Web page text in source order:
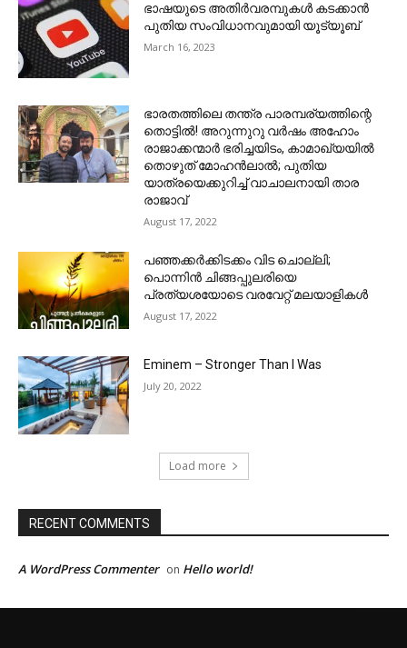
ഭാഷയുടെ അതിർവരമ്പുകൾ കടക്കാൻ
പുതിയ സംവിധാനവുമായി യൂട്യൂബ്
March 16, 2023
ഭാരതത്തിലെ തന്ത്ര പാരമ്പര്യത്തിന്റെ
തൊട്ടിൽ! അറുന്നുറു വർഷം അഹോം
രാജാക്കന്മാർ ഭരിച്ചയിടം, കാമാഖ്യയിൽ
തൊഴുത് മോഹൻലാൽ; പുതിയ
യാത്രയെക്കുറിച്ച് വാചാലനായി താര
രാജാവ്
August 17, 2022
പഞ്ഞക്കർക്കിടക്കം വിട ചൊല്ലി;
പൊന്നിൻ ചിങ്ങപ്പുലരിയെ
പ്രത്യശയോടെ വരവേറ്റ് മലയാളികൾ
August 17, 2022
Eminem – Stronger Than I Was
July 20, 2022
Load more
RECENT COMMENTS
A WordPress Commenter on Hello world!